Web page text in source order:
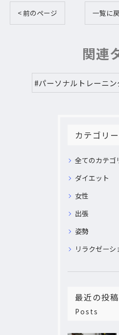
< 前のページ 一覧に
関連
#パーソナルトレーニン
カテゴリー
全てのカテゴ
ダイエット
女性
出張
姿勢
リラクゼーシ
最近の投稿
Posts